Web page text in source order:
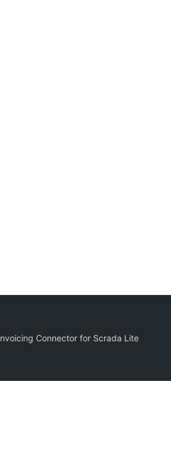
Connector for Scrada Lite